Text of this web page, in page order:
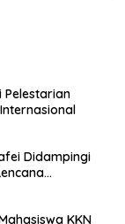
Pelestarian
Didampingi
KKN